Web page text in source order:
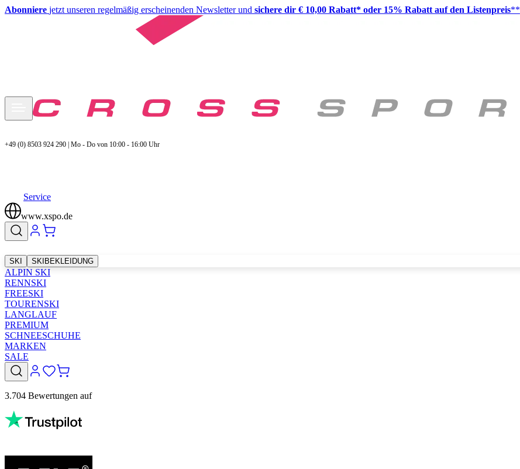
Abonniere jetzt unseren regelmäßig erscheinenden Newsletter und sichere dir € 10,00 Rabatt* oder 15% Rabatt auf den Listenpreis**
+49 (0) 8503 924 290 | Mo - Do von 10:00 - 16:00 Uhr
Service
www.xspo.de
SKI SKIBEKLEIDUNG
ALPIN SKI
RENNSKI
FREESKI
TOURENSKI
LANGLAUF
PREMIUM
SCHNEESCHUHE
MARKEN
SALE
3.704 Bewertungen auf